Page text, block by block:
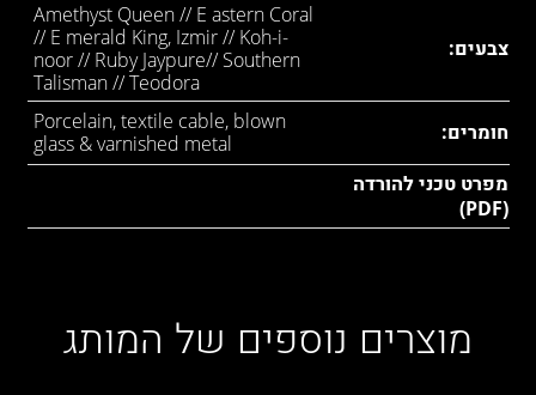
צבעים:
Amethyst Queen // E astern Coral
// E merald King, Izmir // Koh-i-
noor // Ruby Jaypure// Southern
Talisman // Teodora
חומרים:
Porcelain, textile cable, blown
glass & varnished metal
מפרט טכני להורדה
(PDF)
מוצרים נוספים של המותג